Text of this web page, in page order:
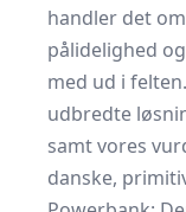
handler det
pålidelighed
med ud i
udbredte
samt vores
danske,